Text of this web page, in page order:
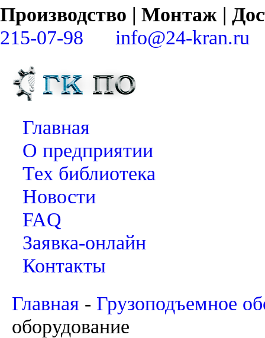
Производство | Монтаж |
215-07-98
info@24-kran.ru
Главная
О предприятии
Тех библиотека
Новости
FAQ
Заявка-онлайн
Контакты
Главная - Грузоподъемное
оборудование